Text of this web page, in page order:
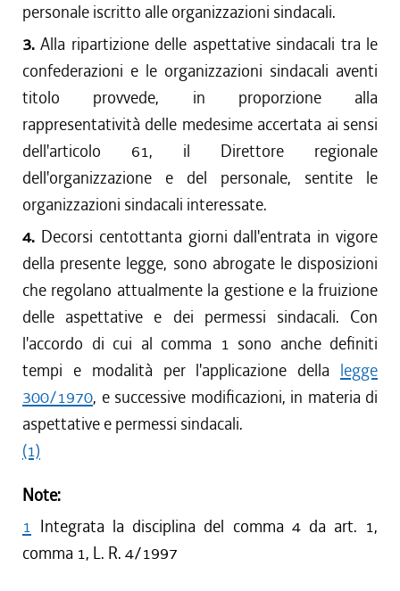
personale iscritto alle organizzazioni sindacali.
3.Alla ripartizione delle aspettative sindacali tra le
confederazioni e le organizzazioni sindacali aventi
titolo provvede, in proporzione alla
rappresentatività delle medesime accertata ai sensi
dell'articolo 61, il Direttore regionale
dell'organizzazione e del personale, sentite le
organizzazioni sindacali interessate.
4. Decorsi centottanta giorni dall'entrata in vigore
della presente legge, sono abrogate le disposizioni
che regolano attualmente la gestione e la fruizione
delle aspettative e dei permessi sindacali. Con
l'accordo di cui al comma 1 sono anche definiti
tempi e modalità per l'applicazione della legge
300/1970, e successive modificazioni, in materia di
aspettative e permessi sindacali.
(1)
Note:
1 Integrata la disciplina del comma 4 da art. 1,
comma 1, L. R. 4/1997